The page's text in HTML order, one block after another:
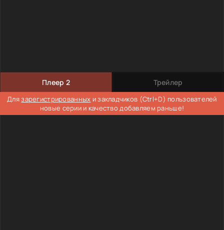
Плеер 2 Трейлер
Длязарегистрированных и закладчиков (Ctrl+D) пользователей
новые серии и качество добавляем раньше!